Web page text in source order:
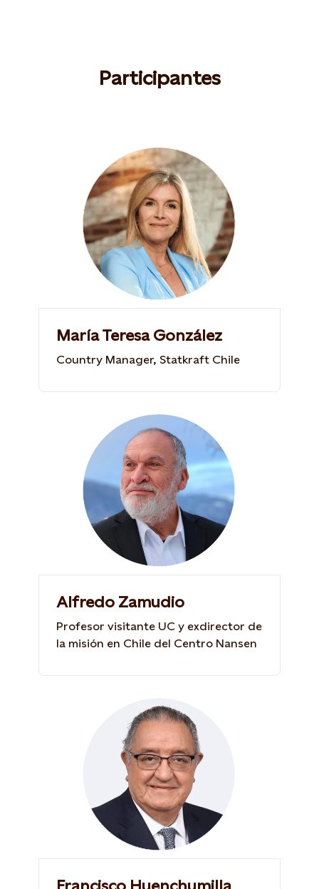
Participantes
María Teresa González
Country Manager, Statkraft Chile
Alfredo Zamudio
Profesor visitante UC y exdirector de
la misión en Chile del Centro Nansen